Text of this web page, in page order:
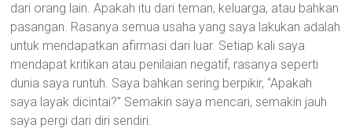
dari orang lain. Apakah itu dari teman, keluarga, atau bahkan
pasangan. Rasanya semua usaha yang saya lakukan adalah
untuk mendapatkan afirmasi dari luar. Setiap kali saya
mendapat kritikan atau penilaian negatif, rasanya seperti
dunia saya runtuh. Saya bahkan sering berpikir, “Apakah
saya layak dicintai?” Semakin saya mencari, semakin jauh
saya pergi dari diri sendiri.